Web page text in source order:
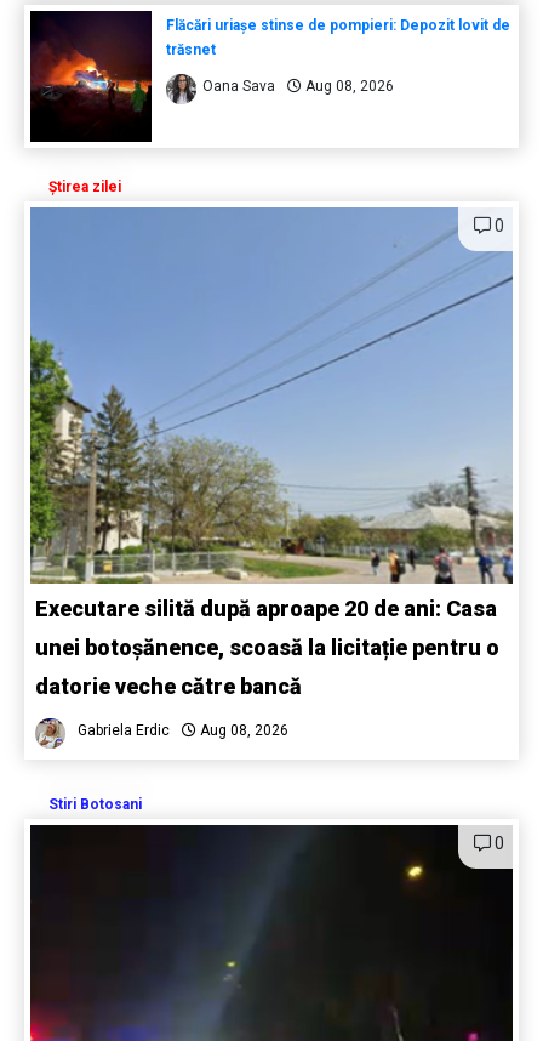
Flăcări uriașe stinse de pompieri: Depozit lovit de
trăsnet
Oana Sava Aug 08, 2026
Știrea zilei
0
Executare silită după aproape 20 de ani: Casa
unei botoșănence, scoasă la licitație pentru o
datorie veche către bancă
Gabriela Erdic Aug 08, 2026
Stiri Botosani
0